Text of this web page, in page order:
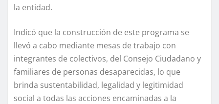
la entidad.
Indicó que la construcción de este programa se
llevó a cabo mediante mesas de trabajo con
integrantes de colectivos, del Consejo Ciudadano y
familiares de personas desaparecidas, lo que
brinda sustentabilidad, legalidad y legitimidad
social a todas las acciones encaminadas a la